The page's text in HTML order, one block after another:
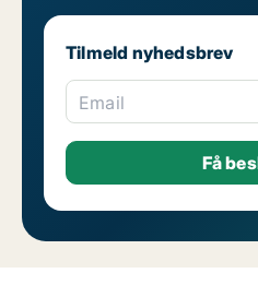
Tilmeld nyhedsbrev
Email